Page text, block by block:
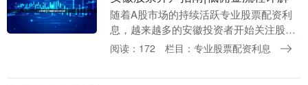
随着A股市场的持续活跃专业股票配资利
息，越来越多的安徽投资者开始关注股票
开户。无论是合肥、芜湖、蚌埠，还是马
阅读：172 栏目：专业股票配资利息